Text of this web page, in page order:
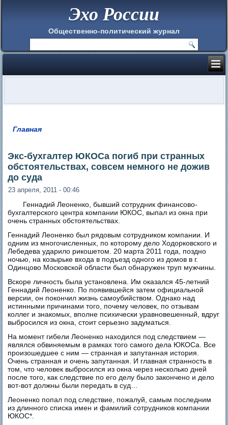
Эхо России
Общественно-политический журнал
Главная
Экс-бухгалтер ЮКОСа погиб при странных
обстоятельствах, совсем немного не дожив
до суда
23 апреля, 2011 - 00:46
Геннадий Леоненко, бывший сотрудник финансово-
бухгалтерского центра компании ЮКОС, выпал из окна при
очень странных обстоятельствах.
Геннадий Леоненко был рядовым сотрудником компании. И
одним из многочисленных, по которому дело Ходорковского и
Лебедева ударило рикошетом. 20 марта 2011 года, поздно
ночью, на козырьке входа в подъезд одного из домов в г.
Одинцово Московской области был обнаружен труп мужчины.
Вскоре личность была установлена. Им оказался 45-летний
Геннадий Леоненко. По появившейся затем официальной
версии, он покончил жизнь самоубийством. Однако над
истинными причинами того, почему человек, по отзывам
коллег и знакомых, вполне психически уравновешенный, вдруг
выбросился из окна, стоит серьезно задуматься.
На момент гибели Леоненко находился под следствием —
являлся обвиняемым в рамках того самого дела ЮКОСа. Все
произошедшее с ним — странная и запутанная история.
Очень странная и очень запутанная. И главная странность в
том, что человек выбросился из окна через несколько дней
после того, как следствие по его делу было закончено и дело
вот-вот должны были передать в суд…
Леоненко попал под следствие, пожалуй, самым последним
из длинного списка имен и фамилий сотрудников компании
ЮКОС*.